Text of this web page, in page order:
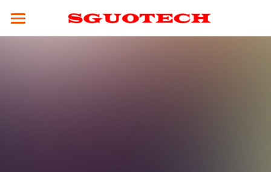
SGUOTECH
商品分类